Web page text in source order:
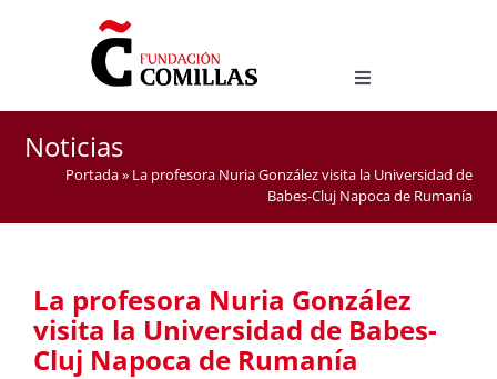
Toggle
Navigation
MASTER D’ENSEIGNEMENT DE L’ESPAGNOL COMME
LANGUE ÉTRANGÈRE
Noticias
Portada» La profesora Nuria González visita la Universidad de
Babes-Cluj Napoca de Rumanía
La profesora Nuria González
visita la Universidad de Babes-
Cluj Napoca de Rumanía